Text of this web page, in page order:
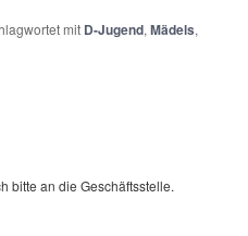
mit D-Jugend,Mädels,
bitte an die Geschäftsstelle.